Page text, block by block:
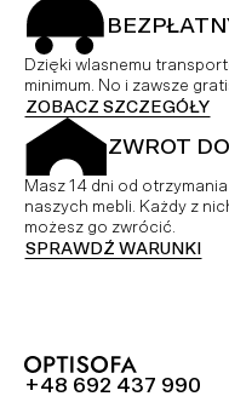
Dzięki wlasnemu
minimum. No i zawsze
ZOBACZ SZCZEGÓŁY
ZWROT
Masz 14 dni od
naszych mebli. Każdy z
możesz go zwrócić.
SPRAWDŹ WARUNKI
+48 692 437 990